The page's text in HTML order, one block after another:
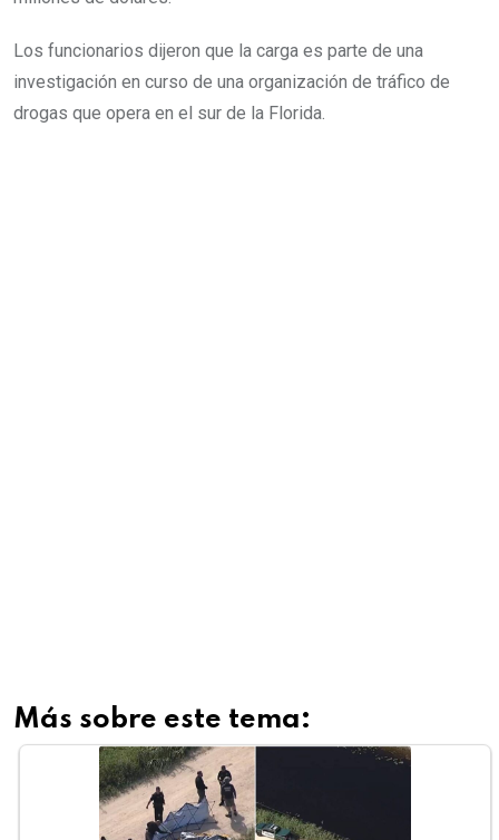
Los funcionarios dijeron que la carga es parte de una
investigación en curso de una organización de tráfico de
drogas que opera en el sur de la Florida.
Más sobre este tema: